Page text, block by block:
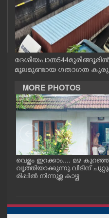
CASE DIARY
CINEMA
PHOTOS
LIFESTYLE
SPIRITUAL
INFO+
ART
മൂലമുണ്ടായ ഗതാഗത
MORE PHOTOS
വെള്ളം ഇറക്കാം.... മഴ
വൃത്തിയാക്കുന്നു.വീടിന്
രിപ്പിൽ നിന്നുള്ള കാഴ്ച